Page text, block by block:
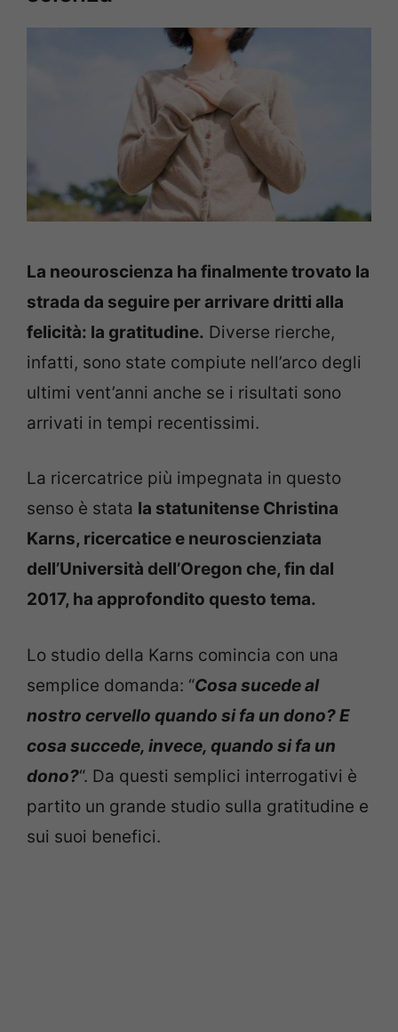
La neouroscienza ha finalmente trovato la
strada da seguire per arrivare dritti alla
felicità: la gratitudine. Diverse rierche,
infatti, sono state compiute nell’arco degli
ultimi vent’anni anche se i risultati sono
arrivati in tempi recentissimi.
La ricercatrice più impegnata in questo
senso è stata la statunitense Christina
Karns, ricercatice e neuroscienziata
dell’Università dell’Oregon che, fin dal
2017, ha approfondito questo tema.
Lo studio della Karns comincia con una
semplice domanda: “Cosa sucede al
nostro cervello quando si fa un dono? E
cosa succede, invece, quando si fa un
dono?“. Da questi semplici interrogativi è
partito un grande studio sulla gratitudine e
sui suoi benefici.